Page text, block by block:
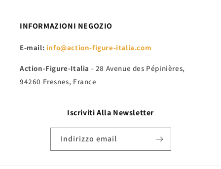
INFORMAZIONI NEGOZIO
E-mail: info@action-figure-italia.com
Action-Figure-Italia - 28 Avenue des Pépinières,
94260 Fresnes, France
Iscriviti Alla Newsletter
Indirizzo email